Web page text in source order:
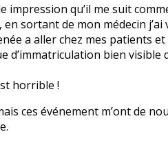
qu’il me suit
sortant de mon médecin
a aller chez mes patients
bien visible
horrible !
ces événement m’ont de